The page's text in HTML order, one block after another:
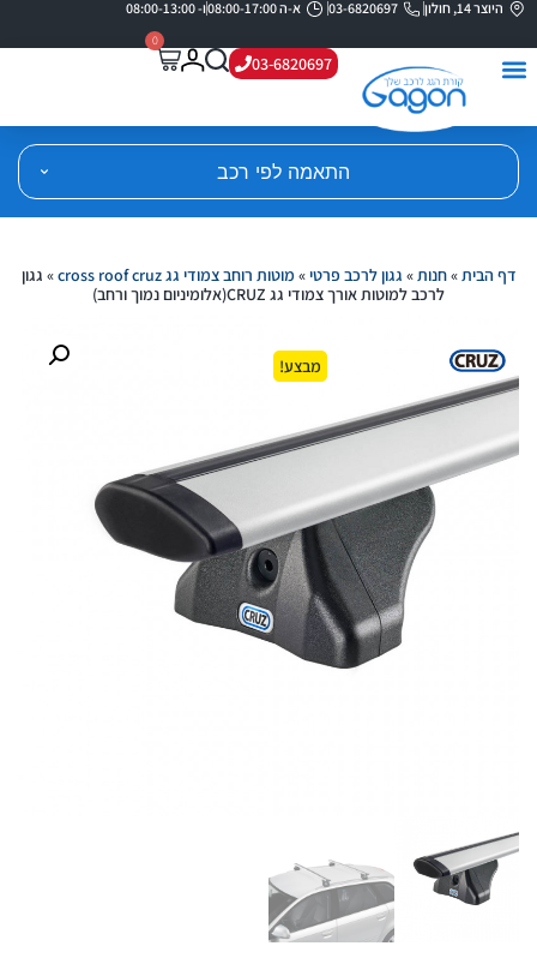
היוצר 14, חולון 03-6820697 א-ה 08:00-17:00 ו- 08:00-13:00
03-6820697
0
התאמה לפי רכב
דף הבית»חנות» גגון לרכב פרטי» מוטות רוחב צמודי גג cross roof cruz » גגון
לרכב למוטות אורך צמודי גג CRUZ(אלומיניום נמוך ורחב)
מבצע!